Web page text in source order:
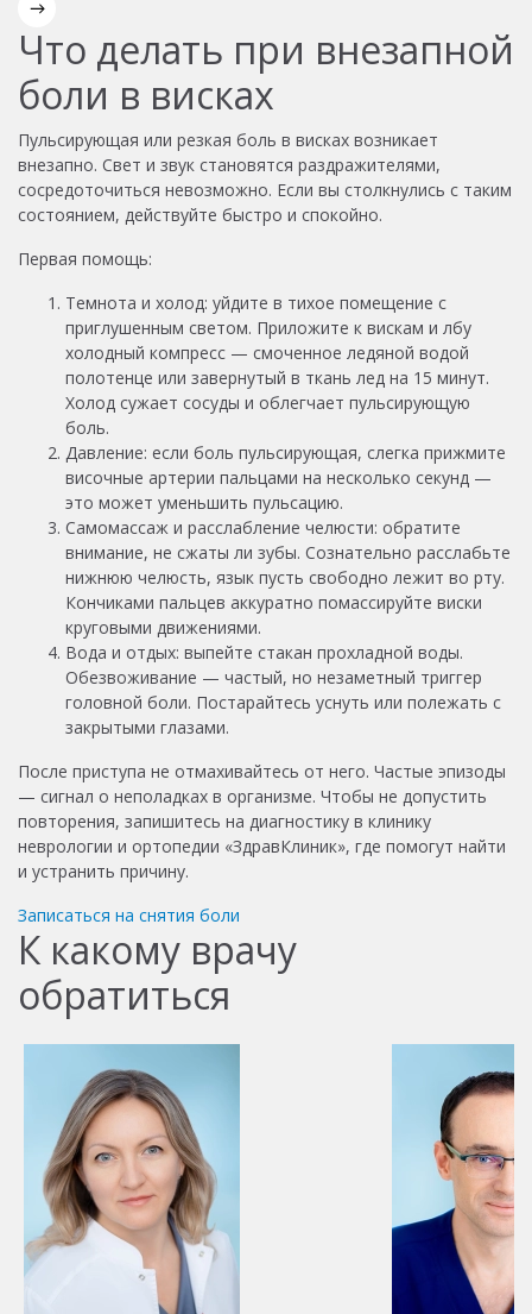
Что делать при внезапной
боли в висках
Пульсирующая или резкая боль в висках возникает
внезапно. Свет и звук становятся раздражителями,
сосредоточиться невозможно. Если вы столкнулись с таким
состоянием, действуйте быстро и спокойно.
Первая помощь:
Темнота и холод: уйдите в тихое помещение с
приглушенным светом. Приложите к вискам и лбу
холодный компресс — смоченное ледяной водой
полотенце или завернутый в ткань лед на 15 минут.
Холод сужает сосуды и облегчает пульсирующую
боль.
Давление: если боль пульсирующая, слегка прижмите
височные артерии пальцами на несколько секунд —
это может уменьшить пульсацию.
Самомассаж и расслабление челюсти: обратите
внимание, не сжаты ли зубы. Сознательно расслабьте
нижнюю челюсть, язык пусть свободно лежит во рту.
Кончиками пальцев аккуратно помассируйте виски
круговыми движениями.
Вода и отдых: выпейте стакан прохладной воды.
Обезвоживание — частый, но незаметный триггер
головной боли. Постарайтесь уснуть или полежать с
закрытыми глазами.
После приступа не отмахивайтесь от него. Частые эпизоды
— сигнал о неполадках в организме. Чтобы не допустить
повторения, запишитесь на диагностику в клинику
неврологии и ортопедии «ЗдравКлиник», где помогут найти
и устранить причину.
Записаться на снятия боли
К какому врачу
обратиться